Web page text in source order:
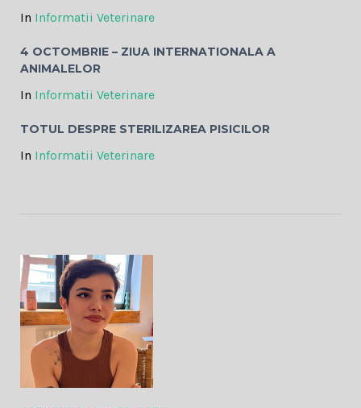
In Informatii Veterinare
4 OCTOMBRIE – ZIUA INTERNATIONALA A
ANIMALELOR
In Informatii Veterinare
TOTUL DESPRE STERILIZAREA PISICILOR
In Informatii Veterinare